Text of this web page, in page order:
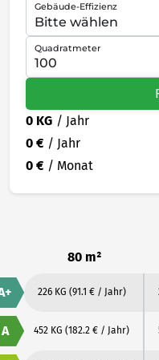
Gebäude-Effizienz
Quadratmeter
0 KG / Jahr
0 € / Jahr
0 € / Monat
80 m²
226 KG (91.1 € / Jahr)
A 452 KG (182.2 € / Jahr)